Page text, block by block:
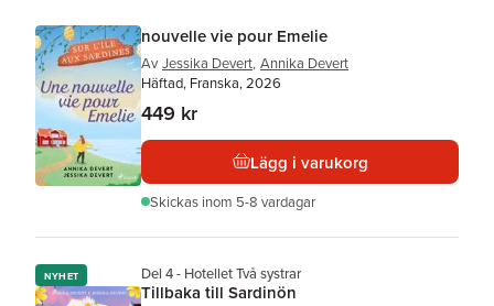
nouvelle vie pour Emelie
Av Jessika Devert, Annika Devert
Häftad, Franska, 2026
449 kr
Lägg i varukorg
Skickas inom 5-8 vardagar
NYHET Del 4 - Hotellet Två systrar
Tillbaka till Sardinön